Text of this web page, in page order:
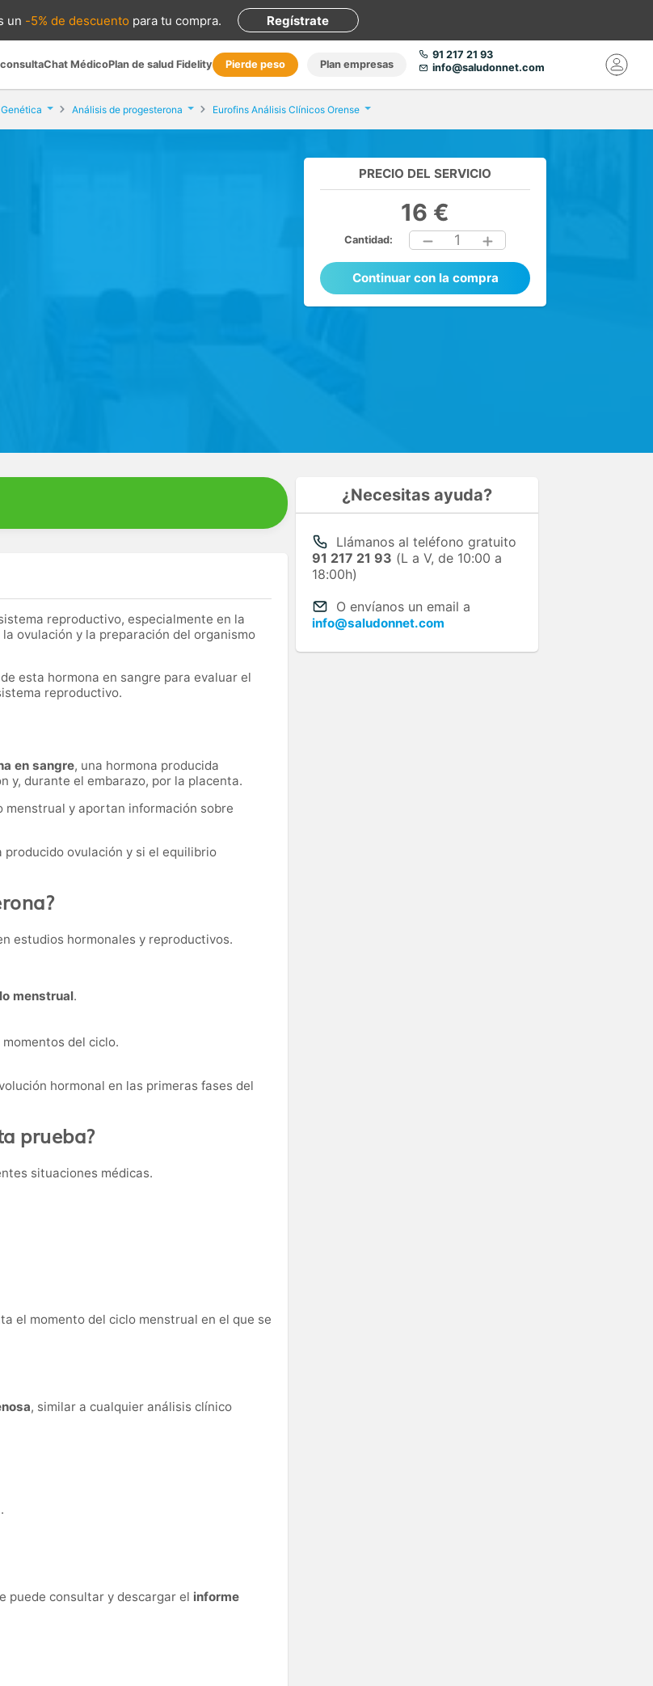
un -5% de descuento para tu compra. Regístrate
Chat MédicoPlan de salud Fidelity Pierde peso Plan empresas
91 217 21 93
info@saludonnet.com
Análisis de progesterona Eurofins Análisis Clínicos Orense
PRECIO DEL SERVICIO
16 €
Cantidad: 1
Continuar con la compra
reproductivo, especialmente en la
ovulación y la preparación del organismo
esta hormona en sangre para evaluar el
reproductivo.
en sangre, una hormona producida
y, durante el embarazo, por la placenta.
menstrual y aportan información sobre
ovulación y si el equilibrio
estudios hormonales y reproductivos.
menstrual.
del ciclo.
hormonal en las primeras fases del
prueba?
situaciones médicas.
el momento del ciclo menstrual en el que se
, similar a cualquier análisis clínico
puede consultar y descargar el informe
¿Necesitas ayuda?
Llámanos al teléfono gratuito
91 217 21 93 (L a V, de 10:00 a
18:00h)
O envíanos un email a
info@saludonnet.com